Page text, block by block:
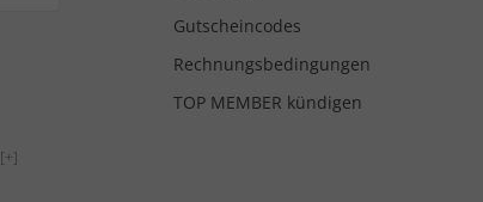
[+]
Gutscheincodes
Rechnungsbedingungen
TOP MEMBER kündigen